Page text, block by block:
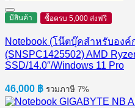
มีสินค้า ซื้อครบ 5,000 ส่งฟรี
Notebook (โน๊ตบุ๊คสำหรับองค์
(SNSPC1425502) AMD
SSD/14.0″/Windows 11 Pro
46,000 ฿ รวมภาษี 7%